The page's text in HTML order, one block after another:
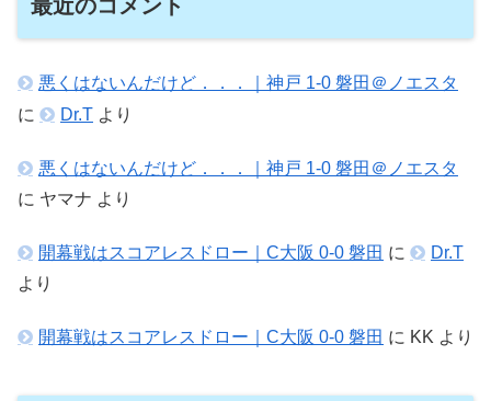
最近のコメント
悪くはないんだけど．．．｜神戸 1-0 磐田＠ノエスタ
に
Dr.T より
悪くはないんだけど．．．｜神戸 1-0 磐田＠ノエスタ
に ヤマナ より
開幕戦はスコアレスドロー｜C大阪 0-0 磐田 に
Dr.T
より
開幕戦はスコアレスドロー｜C大阪 0-0 磐田 に KK より